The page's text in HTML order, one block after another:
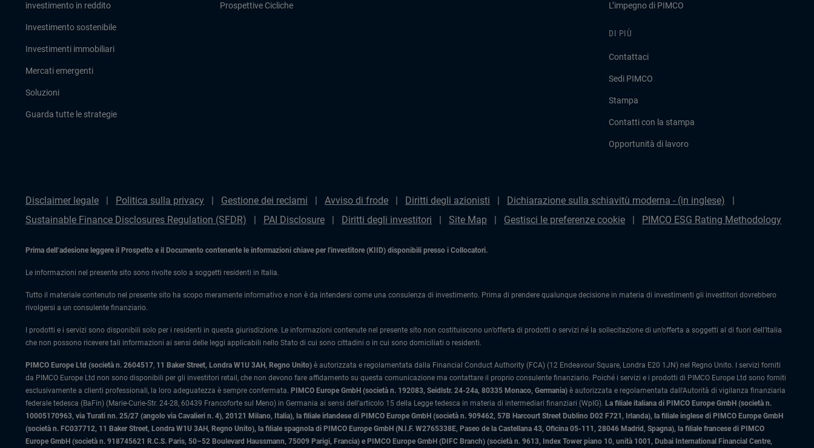
investimento in reddito
Investimento sostenibile
Investimenti immobiliari
Mercati emergenti
Soluzioni
Guarda tutte le strategie
Prospettive Cicliche L’impegno di PIMCO
DI PIÙ
Contattaci
Sedi PIMCO
Stampa
Contatti con la stampa
Opportunità di lavoro
Disclaimer legale Politica sulla privacy Gestione dei reclami Avviso di frode Diritti degli azionisti
Dichiarazione sulla schiavitù moderna - (in inglese)
Sustainable Finance Disclosures Regulation (SFDR)
PAI Disclosure Diritti degli investitori Site Map Gestisci le preferenze cookie PIMCO ESG Rating Methodology
Prima dell’adesione leggere il Prospetto e il Documento contenente le informazioni chiave per l'investitore (KIID) disponibili presso i Collocatori.
Le informazioni nel presente sito sono rivolte solo a soggetti residenti in Italia.
Tutto il materiale contenuto nel presente sito ha scopo meramente informativo e non è da intendersi come una consulenza di investimento. Prima di prendere qualunque decisione in materia di investimenti gli investitori dovrebbero
rivolgersi a un consulente finanziario.
I prodotti e i servizi sono disponibili solo per i residenti in questa giurisdizione. Le informazioni contenute nel presente sito non costituiscono un’offerta di prodotti o servizi né la sollecitazione di un’offerta a soggetti al di fuori dell’Italia
che non possono ricevere tali informazioni ai sensi delle leggi applicabili nello Stato di cui sono cittadini o in cui sono domiciliati o residenti.
PIMCO Europe Ltd (società n. 2604517, 11 Baker Street, Londra W1U 3AH, Regno Unito) è autorizzata e regolamentata dalla Financial Conduct Authority (FCA) (12 Endeavour Square, Londra E20 1JN) nel Regno Unito. I servizi forniti
da PIMCO Europe Ltd non sono disponibili per gli investitori retail, che non devono fare affidamento su questa comunicazione ma contattare il proprio consulente finanziario. Poiché i servizi e i prodotti di PIMCO Europe Ltd sono forniti
esclusivamente a clienti professionali, la loro adeguatezza è sempre confermata. PIMCO Europe GmbH (società n. 192083, Seidlstr. 24-24a, 80335 Monaco, Germania) è autorizzata e regolamentata dall'Autorità di vigilanza finanziaria
federale tedesca (BaFin) (Marie-Curie-Str. 24-28, 60439 Francoforte sul Meno) in Germania ai sensi dell’articolo 15 della Legge tedesca in materia di intermediari finanziari (WpIG). La filiale italiana di PIMCO Europe GmbH (società n.
10005170963, via Turati nn. 25/27 (angolo via Cavalieri n. 4), 20121 Milano, Italia), la filiale irlandese di PIMCO Europe GmbH (società n. 909462, 57B Harcourt Street Dublino D02 F721, Irlanda), la filiale inglese di PIMCO Europe GmbH
(società n. FC037712, 11 Baker Street, Londra W1U 3AH, Regno Unito), la filiale spagnola di PIMCO Europe GmbH (N.I.F. W2765338E, Paseo de la Castellana 43, Oficina 05-111, 28046 Madrid, Spagna), la filiale francese di PIMCO
Europe GmbH (società n. 918745621 R.C.S. Paris, 50–52 Boulevard Haussmann, 75009 Parigi, Francia) e PIMCO Europe GmbH (DIFC Branch) (società n. 9613, Index Tower piano 10, unità 1001, Dubai International Financial Centre,